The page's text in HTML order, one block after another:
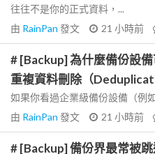
往往不是你的正式資料，...
由 RainPan 發文 21 小時前
# [Backup] 為什麼備份設
重複資料刪除（
如果你看過企業級備份設備（例
由 RainPan 發文 21 小時前
# [Backup] 備份界最常被